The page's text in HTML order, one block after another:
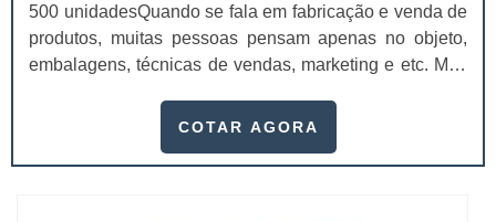
500 unidadesQuando se fala em fabricação e venda de
produtos, muitas pessoas pensam apenas no objeto,
embalagens, técnicas de vendas, marketing e etc. Mas
e logística adequada, esses esforços podem não valer
um papel de destaque muito abrangente, pois este item,
COTAR AGORA